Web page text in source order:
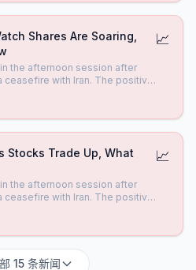
Shares Are Soaring,
the afternoon session after
with Iran. The positive
the board, with the S&P 500,
and Nasdaq 100 all showing
📈
Stocks Trade Up, What
the afternoon session after
with Iran. The positive
the board, with the S&P 500,
and Nasdaq 100 all showing
📈
15 条新闻